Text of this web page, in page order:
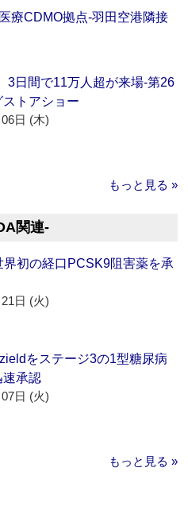
療CDMO拠点‐羽田空港隣接
3日間で11万人超が来場‐第26
ストアショー
日 (木)
もっと見る »
関連‐
界初の経口PCSK9阻害薬を承
日 (火)
をステージ3の1型糖尿病
速承認
日 (火)
もっと見る »